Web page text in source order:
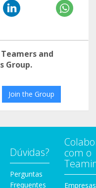
and
Group.
Join the Group
Dúvidas?
Perguntas
Frequentes
com o
Empresas